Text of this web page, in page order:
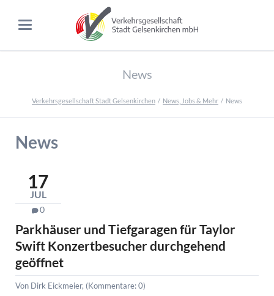
News
Verkehrsgesellschaft Stadt Gelsenkirchen News, Jobs & Mehr News
News
17
JUL
0
Parkhäuser und Tiefgaragen für Taylor
Swift Konzertbesucher durchgehend
geöffnet
Von Dirk Eickmeier, (Kommentare: 0)